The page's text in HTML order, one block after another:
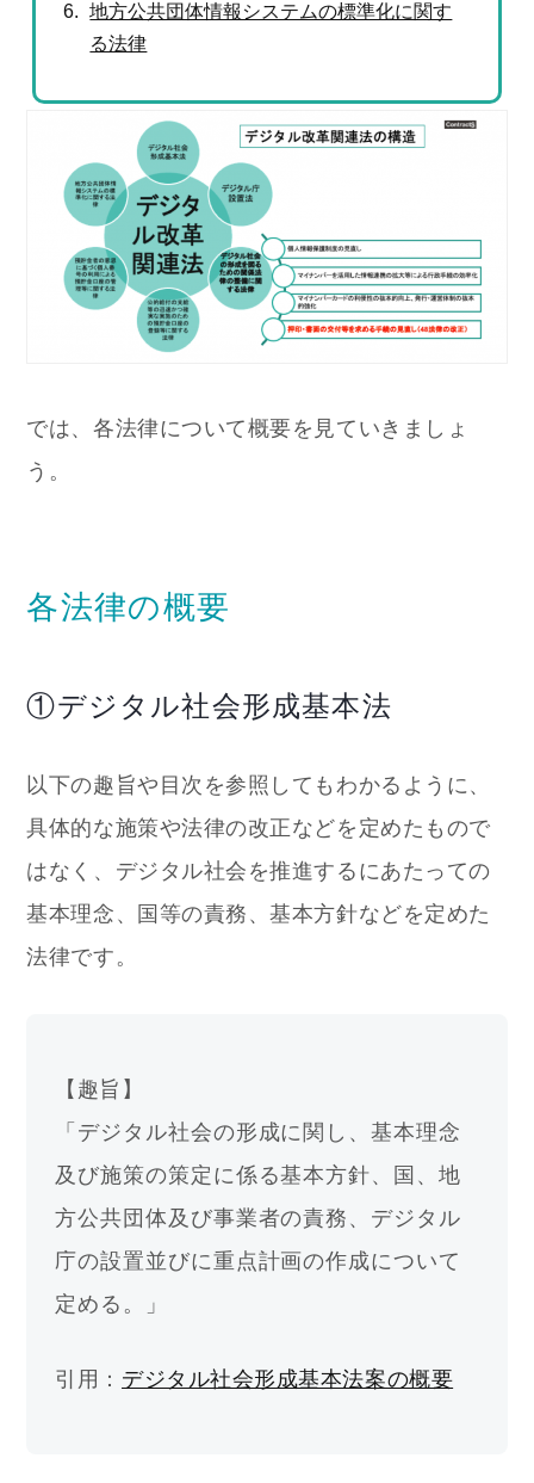
地方公共団体情報システムの標準化に関す
る法律
では、各法律について概要を見ていきましょ
う。
各法律の概要
①デジタル社会形成基本法
以下の趣旨や目次を参照してもわかるように、
具体的な施策や法律の改正などを定めたもので
はなく、デジタル社会を推進するにあたっての
基本理念、国等の責務、基本方針などを定めた
法律です。
【趣旨】
「デジタル社会の形成に関し、基本理念
及び施策の策定に係る基本方針、国、地
方公共団体及び事業者の責務、デジタル
庁の設置並びに重点計画の作成について
定める。」
引用： デジタル社会形成基本法案の概要